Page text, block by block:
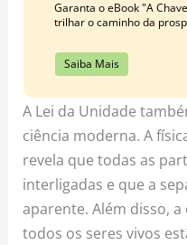
Garanta o eBook "A
trilhar o caminho da
Saiba Mais
A Lei da Unidade
ciência moderna. A
revela que todas as
interligadas e que a
aparente. Além disso,
todos os seres vivos